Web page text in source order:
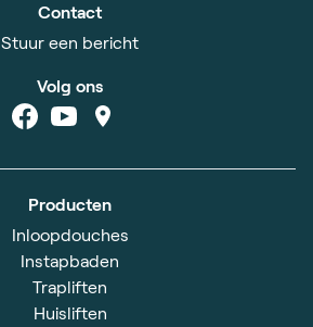
Contact
Stuur een bericht
Volg ons
Producten
Inloopdouches
Instapbaden
Trapliften
Huisliften